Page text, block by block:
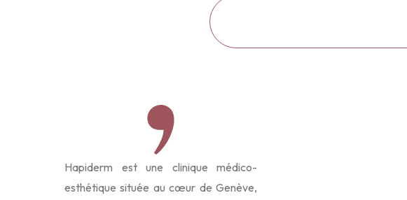
Hapiderm est une clinique médico-
esthétique située au cœur de Genève,